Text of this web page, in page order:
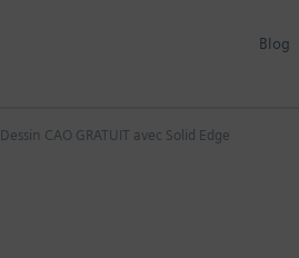
Dessin CAO GRATUIT avec Solid Edge
Blog